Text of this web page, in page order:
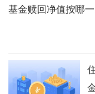
基金赎回净值按哪